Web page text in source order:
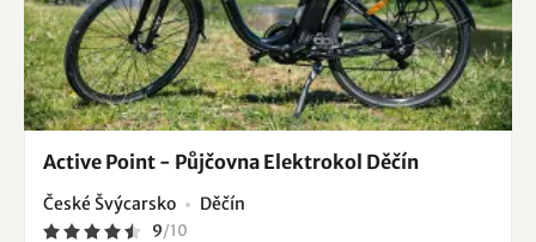
Active Point - Půjčovna Elektrokol Děčín
České Švýcarsko Děčín
9/10